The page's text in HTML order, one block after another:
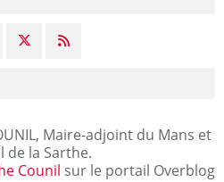
Maire-adjoint du Mans et
de la Sarthe.
Counil sur le portail Overblog